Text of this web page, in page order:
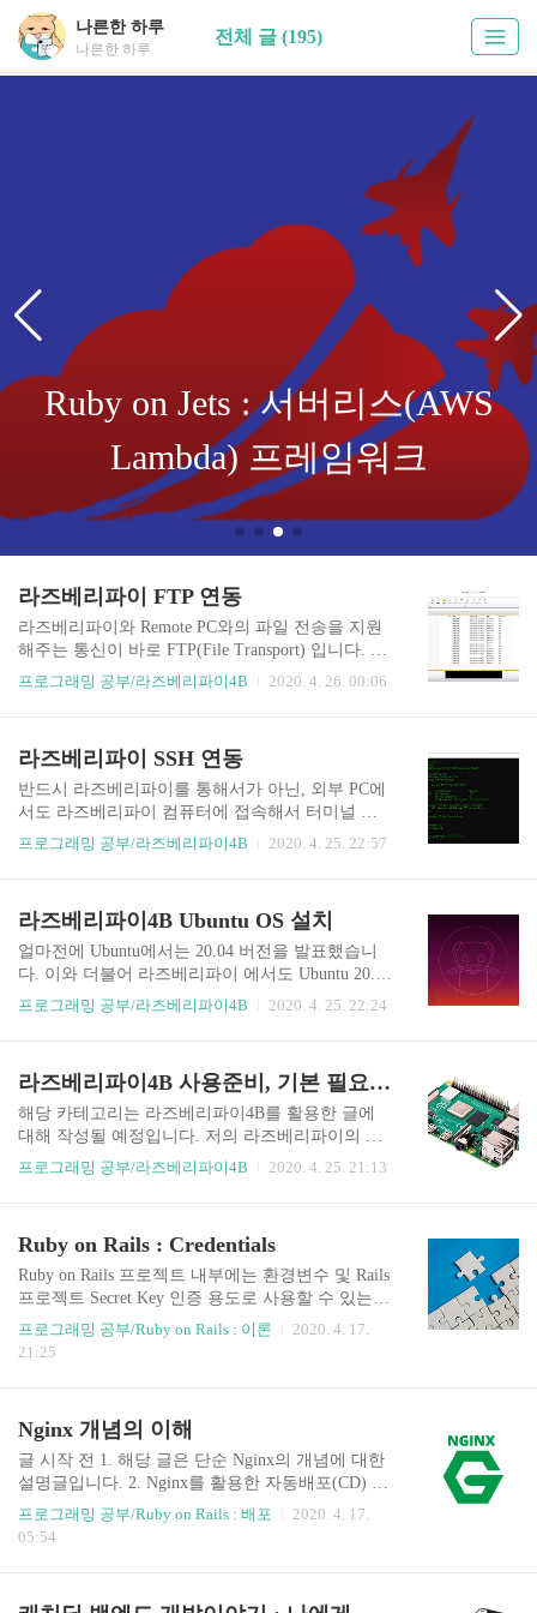
나른한 하루
나른한 하루
전체 글 (195)
Blog는 현재 리뉴얼 중입니다 :D
Ruby on Rails 개념 톺아보기
Ruby on Jets : 서버리스(AWS
Lambda) 프레임워크
라즈베리파이 FTP 연동
라즈베리파이와 Remote PC와의 파일 전송을 지원
해주는 통신이 바로 FTP(File Transport) 입니다. 알
드라이브를 활용해서 파일을 라즈베리파이 서버에
는 알드라이브를 통해 FTP 통신을 해보는 방향으
로 해보겠습니다. 아래 사이트를 통해 알드라이브
를 설치해주세요. 파일설치 알드라이브(FTP 통신
프로그램) 라즈베리파이 ↔ Remote PC FTP통신 1.
Ubuntu에서 FTP 통신을 도와주는 vsftpd 패키지를
치가 안될 수도..
프로그래밍 공부/라즈베리파이4B 2020. 4. 26. 00:06
라즈베리파이 SSH 연동
반드시 라즈베리파이를 통해서가 아닌, 외부 PC에
서도 라즈베리파이 컴퓨터에 접속해서 터미널 통
신/제어를 할 수 있는 법에 대해 알아보겠습니다.
치 도중 아래와 같은 에러메세지와 함께 설치가 안
될 수도 있습니다. 이런 경우에는 아래 명령어들을
입력해준 후, 다시 설치를 시도하면 됩니다. sudo r
m /var/lib/apt/lists/lock sudo rm /var/cache/apt/archive
s/lock sudo rm /var/lib/dpkg/lock* sudo dpkg --config
프로그래밍 공부/라즈베리파이4B 2020. 4. 25. 22:57
라즈베리파이4B Ubuntu OS 설치
얼마전에 Ubuntu에서는 20.04 버전을 발표했습니
다. 이와 더불어 라즈베리파이 에서도 Ubuntu 20.04
지원이 됩니다. 현시간 글 작성 기준 라즈베리파이
전인 16.04를 설치하고 싶었으나, 라즈베리파이2
버전에서 밖에 지원이 안되는 파일을 찾아냈긴 한
데, 해당 파일을 통해서라도 시도를 해봤으나 끝내
해내지 못했습니다. 그래서 아쉽지만.. Ubuntu 20.0
4 버전으로 설치를 해보겠습니다. 참고 이번에 설
즈베리파이 OS 다운로드 1...
프로그래밍 공부/라즈베리파이4B 2020. 4. 25. 22:24
라즈베리파이4B 사용준비, 기본 필요 킷
해당 카테고리는 라즈베리파이4B를 활용한 글에
대해 작성될 예정입니다. 저의 라즈베리파이의 최
종 사용목적은 Ruby on Rails/Ruby 설치, Ruby on ra
dcom Quad Core BCM2711 Cortex-A72 @1.5GHz Br
oadcom BCM2837B0 quad-core Cortex-A53 @ 1.4 G
Hz RAM 1GB / 2GB / 4GB LPDDR2 1GB LPDDR4
Only 4B부터 RAM 다양화 HDMI Micro HDMI 2개
HDMI 1개 HDMI → Micro HDMI 형식으로 변경, 4
프로그래밍 공부/라즈베리파이4B 2020. 4. 25. 21:13
Ruby on Rails : Credentials
Ruby on Rails 프로젝트 내부에는 환경변수 및 Rails
프로젝트 Secret Key 인증 용도로 사용할 수 있는
인증파일이 존재합니다. 해당 개념에 대해 Rails 5.1
버전과 Rails 5.2 버전을 나누어서 설명을 진행해 보
리 및 secret Key 인증이 이루어집니다. 또한 5.1에
서 Production 환경으로 서비스를 배포를 하려면 아
래 과정을 거쳐야 하는게 있습니다. 1. 다음 명령어
를 통해 랜덤으로 생성되는 secrets key를 알아냅니
다. rake secret 2. 해당 Key를 F..
프로그래밍 공부/Ruby on Rails : 이론
2020. 4. 17.
21:25
Nginx 개념의 이해
글 시작 전 1. 해당 글은 단순 Nginx의 개념에 대한
설명글입니다. 2. Nginx를 활용한 자동배포(CD) 기
능을 통해 편리하게 Ruby on Rails 프로젝트를 배포
할 수 있습니다. 부록 AWS EC2+Nginx+Capistrano
프로그래밍 공부/Ruby on Rails : 배포
2020. 4. 17.
05:54